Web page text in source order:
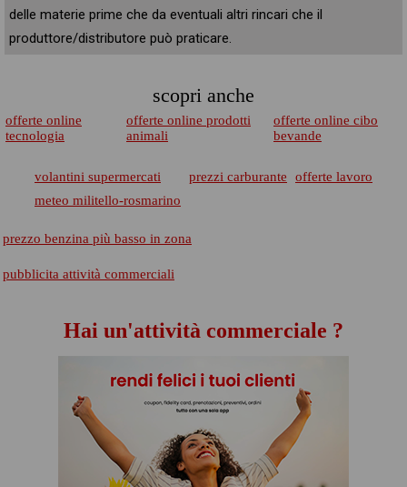
delle materie prime che da eventuali altri rincari che il
produttore/distributore può praticare.
scopri anche
offerte online
tecnologia
offerte online prodotti
animali
offerte online cibo
bevande
volantini supermercati prezzi carburante
offerte lavoro
meteo militello-rosmarino
prezzo benzina più basso in zona
pubblicita attività commerciali
Hai un'attività commerciale ?